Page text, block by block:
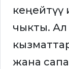
чыкты.
жана